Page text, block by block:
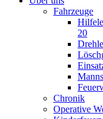
Fahrzeuge
20
Chronik
Operative